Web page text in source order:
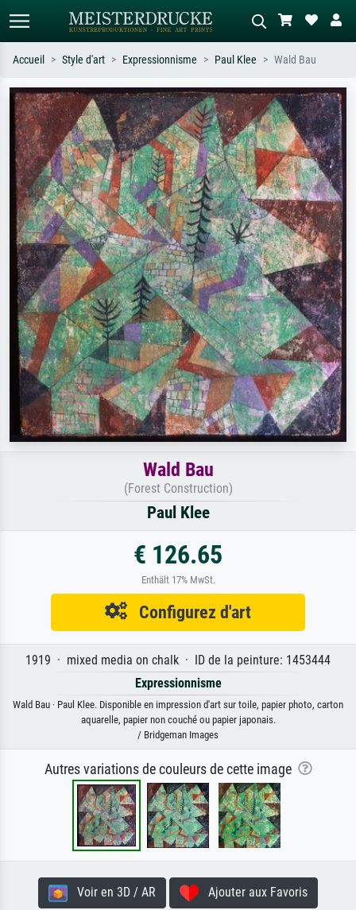
Recherche standard Recherche d'images IA
Recherchez par artiste, titre ou style –
ex. Monet, Nuit étoilée,
impressionnisme, vague de Hokusai,
nu.
Décrivez la scène – ex. prairie verte,
abstrait avec beaucoup de rouge,
tableau sombre, nu debout près d'un
arbre.
Accueil Style d'art Expressionnisme Paul Klee Wald Bau
Wald Bau
(Forest Construction)
Paul Klee
€ 126.65
Enthält 17% MwSt.
Configurez d'art
1919 · mixed media on chalk · ID de la peinture: 1453444
Expressionnisme
Wald Bau · Paul Klee. Disponible en impression d'art sur toile, papier photo, carton
aquarelle, papier non couché ou papier japonais.
/ Bridgeman Images
Autres variations de couleurs de cette image
Voir en 3D / AR Ajouter aux Favoris